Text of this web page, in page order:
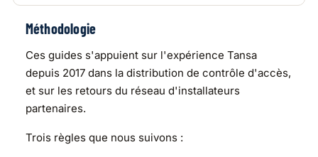
Méthodologie
Ces guides s'appuient sur l'expérience Tansa
depuis 2017 dans la distribution de contrôle d'accès,
et sur les retours du réseau d'installateurs
partenaires.
Trois règles que nous suivons :